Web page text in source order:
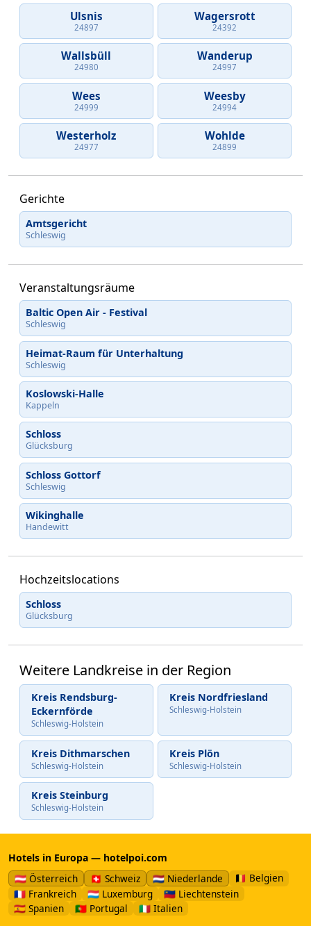
Ulsnis
24897
Wagersrott
24392
Wallsbüll
24980
Wanderup
24997
Wees
24999
Weesby
24994
Westerholz
24977
Wohlde
24899
Gerichte
Amtsgericht
Schleswig
Veranstaltungsräume
Baltic Open Air - Festival
Schleswig
Heimat-Raum für Unterhaltung
Schleswig
Koslowski-Halle
Kappeln
Schloss
Glücksburg
Schloss Gottorf
Schleswig
Wikinghalle
Handewitt
Hochzeitslocations
Schloss
Glücksburg
Weitere Landkreise in der Region
Kreis Rendsburg-
Eckernförde
Schleswig-Holstein
Kreis Nordfriesland
Schleswig-Holstein
Kreis Dithmarschen
Schleswig-Holstein
Kreis Plön
Schleswig-Holstein
Kreis Steinburg
Schleswig-Holstein
Hotels in Europa — hotelpoi.com
🇦🇹 Österreich
🇨🇭 Schweiz 🇳🇱 Niederlande
🇧🇪 Belgien
🇫🇷 Frankreich
🇱🇺 Luxemburg
🇱🇮 Liechtenstein
🇪🇸 Spanien
🇵🇹 Portugal 🇮🇹 Italien